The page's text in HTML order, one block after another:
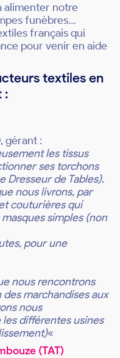
alimenter notre
funèbres…
français qui
pour venir en aide
textiles en
:
gérant :
les tissus
ses torchons
Dresseur de Tables).
nous livrons, par
couturières qui
simples (non
pour une
nous rencontrons
marchandises aux
nous
différentes usines
«
(TAT)